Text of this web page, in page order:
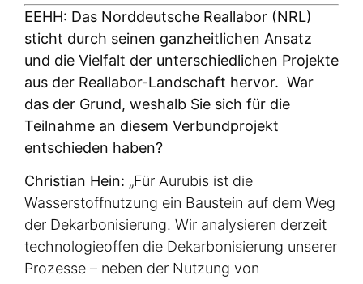
Das EEHH ist das zentrale regionale
Branchennetzwerk für Energiesysteme der
Zukunft in Hamburg. Seit 2010 bietet es
Vernetzungs- und Informationsmöglichkeiten für
interessierte Akteure. Momentan gehören rund
250 Unternehmen aus Segmenten wie
Finanzierung, Forschung, Produktion,
Projektentwicklung und Rechtsberatung dem
Cluster an. Einen besonderen Fokus legt das
EEHH darauf, die Kompetenzen der Hansestadt
Hamburg im Bereich Windenergie
weiterzuentwickeln.
EEHH: Das Norddeutsche Reallabor (NRL)
sticht durch seinen ganzheitlichen Ansatz
und die Vielfalt der unterschiedlichen Projekte
aus der Reallabor-Landschaft hervor. War
das der Grund, weshalb Sie sich für die
Teilnahme an diesem Verbundprojekt
entschieden haben?
Christian Hein: „Für Aurubis ist die
Wasserstoffnutzung ein Baustein auf dem Weg
der Dekarbonisierung. Wir analysieren derzeit
technologieoffen die Dekarbonisierung unserer
Prozesse – neben der Nutzung von